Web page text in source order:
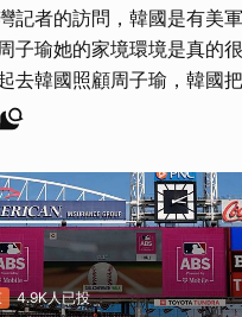
記者的訪問，韓國是有美
子瑜她的家境環境是真的
去韓國照顧周子瑜，韓國
，她跟她媽媽心中如果真
飛回臺灣，相信2300臺灣
的厚盾，可見她跟她媽媽
臺灣的國家地位和尊嚴，
的夢想和賺錢，心裡卻沒
，
4.9K人已投